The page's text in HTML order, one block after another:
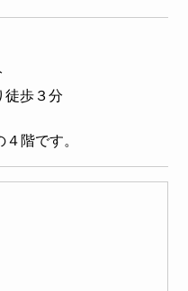
徒歩３分
階です。